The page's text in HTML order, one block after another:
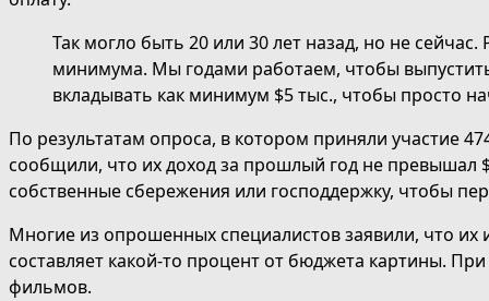
Так могло быть 20 или 30 лет назад, но не
минимума. Мы годами работаем, чтобы
вкладывать как минимум $5 тыс., чтобы просто
По результатам опроса, в котором приняли участие
сообщили, что их доход за прошлый год не превышал
собственные сбережения или господдержку, чтобы
Многие из опрошенных специалистов заявили, что
составляет какой-то процент от бюджета картины.
фильмов.